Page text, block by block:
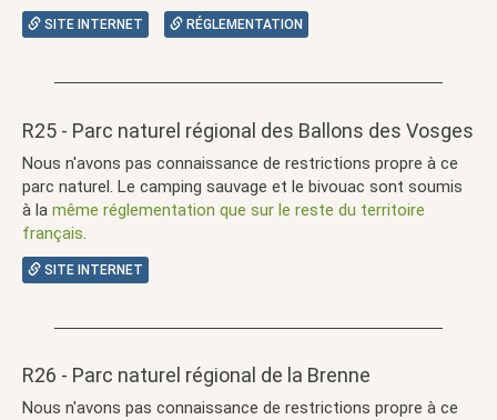
SITE INTERNET RÉGLEMENTATION
R25 - Parc naturel régional des Ballons des Vosges
Nous n'avons pas connaissance de restrictions propre à ce
parc naturel. Le camping sauvage et le bivouac sont soumis
à la même réglementation que sur le reste du territoire
français.
SITE INTERNET
R26 - Parc naturel régional de la Brenne
Nous n'avons pas connaissance de restrictions propre à ce